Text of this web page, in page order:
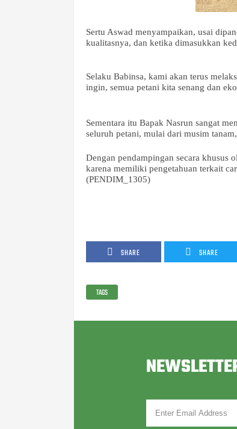
Sertu Aswad menyampaikan, usai
kualitasnya, dan ketika dimasukkan
Selaku Babinsa, kami akan terus
ingin, semua petani kita senang dan
Sementara itu Bapak Nasrun sangat
seluruh petani, mulai dari musim
Dengan pendampingan secara khusus
karena memiliki pengetahuan terkait
(PENDIM_1305)
SHARE SHARE
TAGS